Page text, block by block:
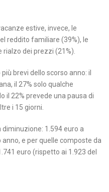
estive, invece, le
reddito familiare (39%), le
rialzo dei prezzi (21%).
brevi dello scorso anno: il
il 27% solo qualche
il 22% prevede una pausa di
i 15 giorni.
1.594 euro a
e per quelle composte da
euro (rispetto ai 1.923 del